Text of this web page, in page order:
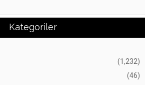
Kategoriler
(1,232)
(46)